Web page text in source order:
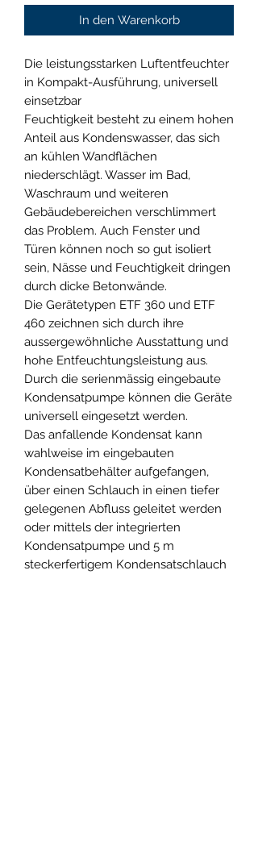
In den Warenkorb
Die leistungsstarken Luftentfeuchter
in Kompakt-Ausführung, universell
einsetzbar
Feuchtigkeit besteht zu einem hohen
Anteil aus Kondenswasser, das sich
an kühlen Wandflächen
niederschlägt. Wasser im Bad,
Waschraum und weiteren
Gebäudebereichen verschlimmert
das Problem. Auch Fenster und
Türen können noch so gut isoliert
sein, Nässe und Feuchtigkeit dringen
durch dicke Betonwände.
Die Gerätetypen ETF 360 und ETF
460 zeichnen sich durch ihre
aussergewöhnliche Ausstattung und
hohe Entfeuchtungsleistung aus.
Durch die serienmässig eingebaute
Kondensatpumpe können die Geräte
universell eingesetzt werden.
Das anfallende Kondensat kann
wahlweise im eingebauten
Kondensatbehälter aufgefangen,
über einen Schlauch in einen tiefer
gelegenen Abfluss geleitet werden
oder mittels der integrierten
Kondensatpumpe und 5 m
steckerfertigem Kondensatschlauch